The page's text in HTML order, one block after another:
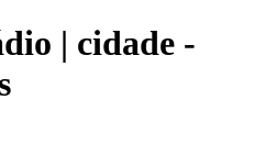
| cidade -